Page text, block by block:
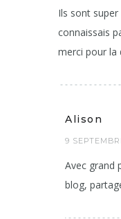
Ils sont super
connaissais
merci pour la
Alison
9
Avec grand
blog,